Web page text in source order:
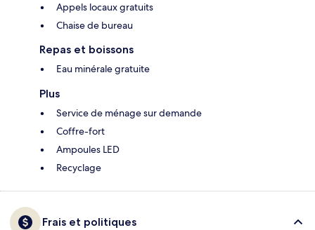
Appels locaux gratuits
Chaise de bureau
Repas et boissons
Eau minérale gratuite
Plus
Service de ménage sur demande
Coffre-fort
Ampoules LED
Recyclage
Frais et politiques